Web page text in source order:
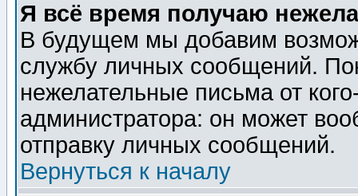
Я всё время получаю
В будущем мы добавим
службу личных сообщений.
нежелательные письма от
администратора: он может
отправку личных сообщений.
Вернуться к началу